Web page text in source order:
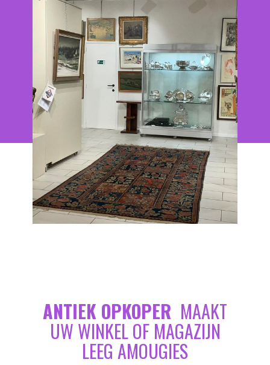
ANTIEK OPKOPER MAAKT
UW WINKEL OF MAGAZIJN
LEEG AMOUGIES